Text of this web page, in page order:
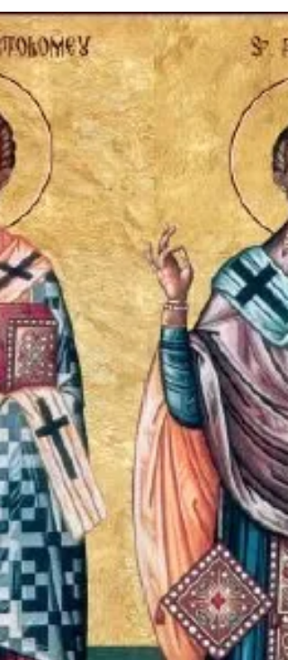
Schitul Ortodox Kent
Aug 25, 2023
2 min read
Sinaxar 26 August
Sinaxar 26 August În luna august, în ziua a
douăzeci şi şasea, facem pomenirea Sfinţilor
Mucenici: ADRIAN și NATALIA, soţia lui